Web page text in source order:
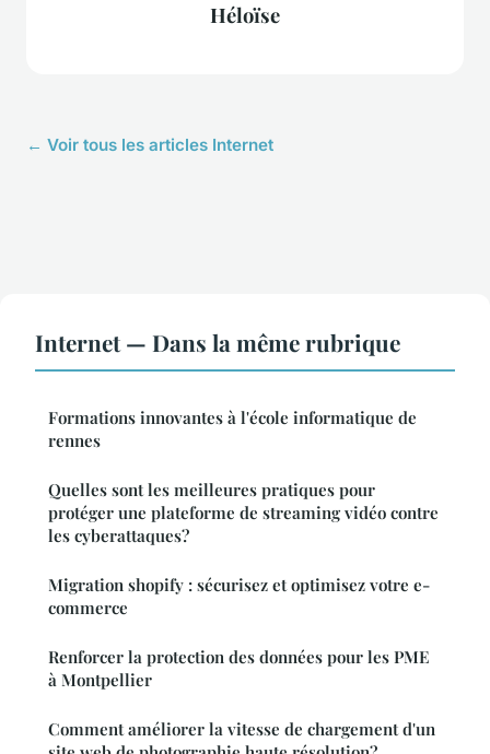
Héloïse
← Voir tous les articles Internet
Internet — Dans la même rubrique
Formations innovantes à l'école informatique de
rennes
Quelles sont les meilleures pratiques pour
protéger une plateforme de streaming vidéo contre
les cyberattaques?
Migration shopify : sécurisez et optimisez votre e-
commerce
Renforcer la protection des données pour les PME
à Montpellier
Comment améliorer la vitesse de chargement d'un